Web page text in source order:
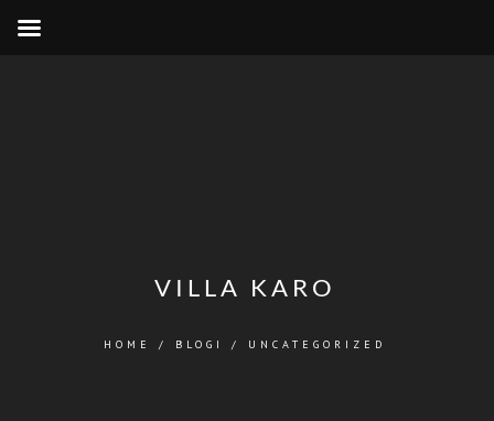
VILLA KARO
HOME / BLOGI / UNCATEGORIZED